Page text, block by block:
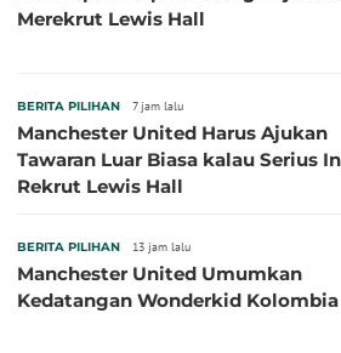
Merekrut Lewis Hall
BERITA PILIHAN 7 jam lalu
Manchester United Harus Ajukan
Tawaran Luar Biasa kalau Serius
Rekrut Lewis Hall
BERITA PILIHAN 13 jam lalu
Manchester United Umumkan
Kedatangan Wonderkid Kolombia